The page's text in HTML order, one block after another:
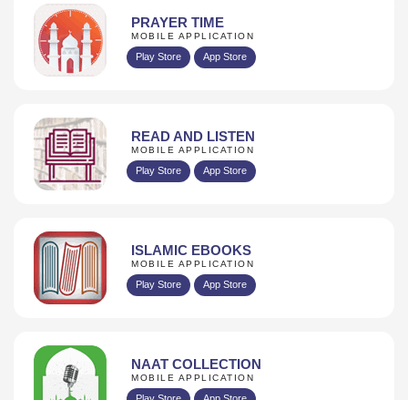
PRAYER TIME
MOBILE APPLICATION
Play Store App Store
READ AND LISTEN
MOBILE APPLICATION
Play Store App Store
ISLAMIC EBOOKS
MOBILE APPLICATION
Play Store App Store
NAAT COLLECTION
MOBILE APPLICATION
Play Store App Store